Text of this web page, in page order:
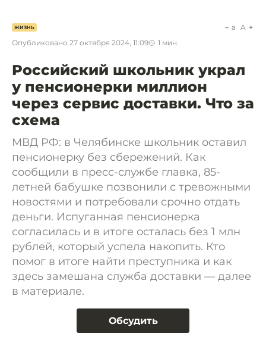
ЖИЗНЬ
Опубликовано 27 октября 2024, 11:09 1 мин.
a A
Российский школьник украл
у пенсионерки миллион
через сервис доставки. Что за
схема
МВД РФ: в Челябинске школьник оставил
пенсионерку без сбережений. Как
сообщили в пресс-службе главка, 85-
летней бабушке позвонили с тревожными
новостями и потребовали срочно отдать
деньги. Испуганная пенсионерка
согласилась и в итоге осталась без 1 млн
рублей, который успела накопить. Кто
помог в итоге найти преступника и как
здесь замешана служба доставки — далее
в материале.
Обсудить